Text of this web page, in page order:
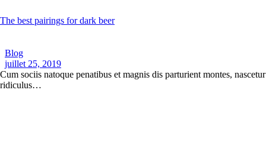
The best pairings for dark beer
Blog
juillet 25, 2019
Cum sociis natoque penatibus et magnis dis parturient montes, nascetur
ridiculus…